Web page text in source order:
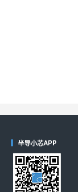
半导小芯APP